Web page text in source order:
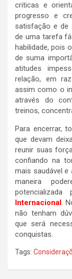
criticas e
progresso e
satisfação e de
de uma tarefa
habilidade, pois
de suma
atitudes
relação, em
assim como o
através do
treinos,
Para encerrar,
que devam
reunir suas
confiando na
mais saudável
maneira
Internacional.
não tenham
que será
conquistas.
Tags: